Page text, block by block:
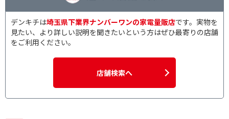
デンキチは埼玉県下業界ナンバーワンの家電量販店です。実物を
見たい、より詳しい説明を聞きたいという方はぜひ最寄りの店舗
をご利用ください。
店舗検索へ